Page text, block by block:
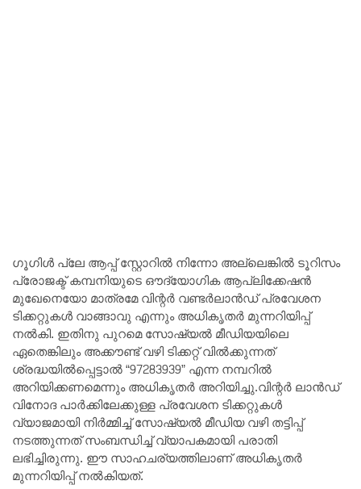
ഗൂഗിൾ പ്ലേ ആപ്പ് സ്റ്റോറിൽ നിന്നോ അല്ലെങ്കിൽ ടൂറിസം
പ്രോജക്ട് കമ്പനിയുടെ ഔദ്യോഗിക ആപ്ലിക്കേഷൻ
മുഖേനെയോ മാത്രമേ വിന്റർ വണ്ടർലാൻഡ്‌ പ്രവേശന
ടിക്കറ്റുകൾ വാങ്ങാവു എന്നും അധികൃതർ മുന്നറിയിപ്പ്
നൽകി. ഇതിനു പുറമെ സോഷ്യൽ മീഡിയയിലെ
ഏതെങ്കിലും അക്കൗണ്ട് വഴി ടിക്കറ്റ് വിൽക്കുന്നത്
ശ്രദ്ധയിൽപ്പെട്ടാൽ “97283939” എന്ന നമ്പറിൽ
അറിയിക്കണമെന്നും അധികൃതർ അറിയിച്ചു.വിന്റർ ലാൻഡ്
വിനോദ പാർക്കിലേക്കുള്ള പ്രവേശന ടിക്കറ്റുകൾ
വ്യാജമായി നിർമ്മിച്ച് സോഷ്യൽ മീഡിയ വഴി തട്ടിപ്പ്
നടത്തുന്നത് സംബന്ധിച്ച് വ്യാപകമായി പരാതി
ലഭിച്ചിരുന്നു. ഈ സാഹചര്യത്തിലാണ് അധികൃതർ
മുന്നറിയിപ്പ് നൽകിയത്.